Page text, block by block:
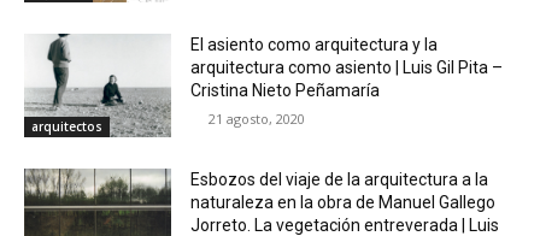
arquitectos
El asiento como arquitectura y la
arquitectura como asiento | Luis Gil Pita –
Cristina Nieto Peñamaría
21 agosto, 2020
Esbozos del viaje de la arquitectura a la
naturaleza en la obra de Manuel Gallego
Jorreto. La vegetación entreverada | Luis